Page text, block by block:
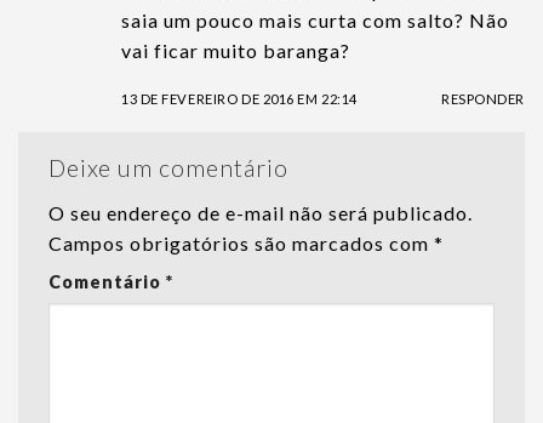
saia um pouco mais curta com salto? Não
vai ficar muito baranga?
13 DE FEVEREIRO DE 2016 EM 22:14 RESPONDER
Deixe um comentário
O seu endereço de e-mail não será publicado.
Campos obrigatórios são marcados com *
Comentário *